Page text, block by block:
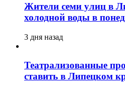
Жители семи улиц в
холодной воды в
3 дня назад
Театрализованные
ставить в Липецком